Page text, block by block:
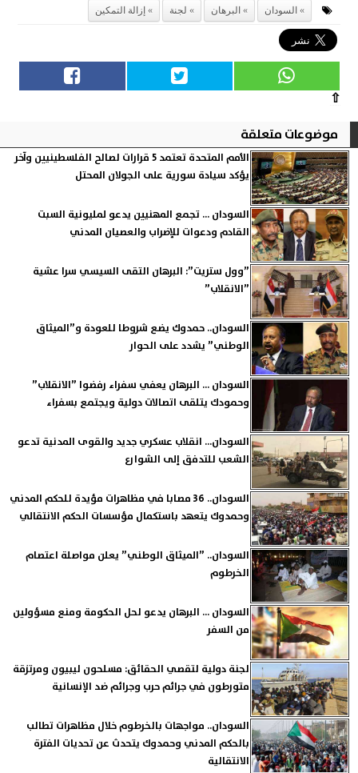
السودان البرهان لجنة إزالة التمكين
⇧
موضوعات متعلقة
الأمم المتحدة تعتمد 5 قرارات لصالح الفلسطينيين وآخر
يؤكد سيادة سورية على الجولان المحتل
السودان ... تجمع المهنيين يدعو لمليونية السبت
القادم ودعوات للإضراب والعصيان المدني
”وول ستريت”: البرهان التقى السيسي سرا عشية
”الانقلاب”
السودان.. حمدوك يضع شروطا للعودة و”الميثاق
الوطني” يشدد على الحوار
السودان ... البرهان يعفي سفراء رفضوا ”الانقلاب”
وحمودك يتلقى اتصالات دولية ويجتمع بسفراء
السودان... انقلاب عسكري جديد والقوى المدنية تدعو
الشعب للتدفق إلى الشوارع
السودان.. 36 مصابا في مظاهرات مؤيدة للحكم المدني
وحمدوك يتعهد باستكمال مؤسسات الحكم الانتقالي
السودان.. ”الميثاق الوطني” يعلن مواصلة اعتصام
الخرطوم
السودان ... البرهان يدعو لحل الحكومة ومنع مسؤولين
من السفر
لجنة دولية لتقصي الحقائق: مسلحون ليبيون ومرتزقة
متورطون في جرائم حرب وجرائم ضد الإنسانية
السودان.. مواجهات بالخرطوم خلال مظاهرات تطالب
بالحكم المدني وحمدوك يتحدث عن تحديات الفترة
الانتقالية